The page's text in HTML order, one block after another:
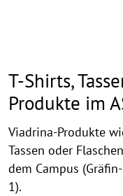
T-Shirts,
Produkte im
Viadrina-Produkte
Tassen oder
dem Campus
1).